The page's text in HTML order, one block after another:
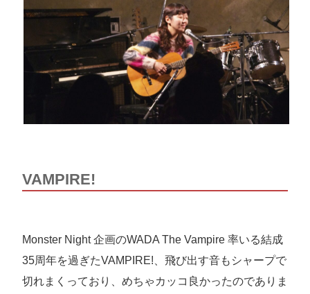
VAMPIRE!
Monster Night 企画のWADA The Vampire 率いる結成
35周年を過ぎたVAMPIRE!、飛び出す音もシャープで
切れまくっており、めちゃカッコ良かったのでありま